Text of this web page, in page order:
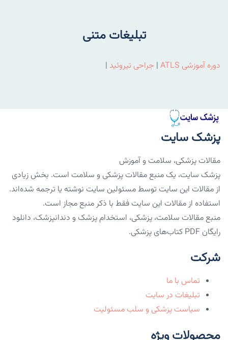
تبلیغات متنی
دوره آموزشی ATLS | جراحی تیروئید |
پزشک سایت
مقالات پزشکی، سلامت و آموزش
پزشک سایت، یک منبع مقالات پزشکی و سلامت است. بخش زیادی
از مقالات این سایت توسط مسئولین سایت نوشته یا ترجمه شده‌اند.
استفاده از مقالات این سایت فقط با ذکر منبع مجاز است.
منبع مقالات سلامت، پزشکی، استخدام پزشک و دندانپزشک، دانلود
رایگان PDF کتاب‌های پزشکی.
شرکت
تماس با ما
تبلیغات در سایت
سیاست پزشکی و سلب مسئولیت
محصولات ویژه